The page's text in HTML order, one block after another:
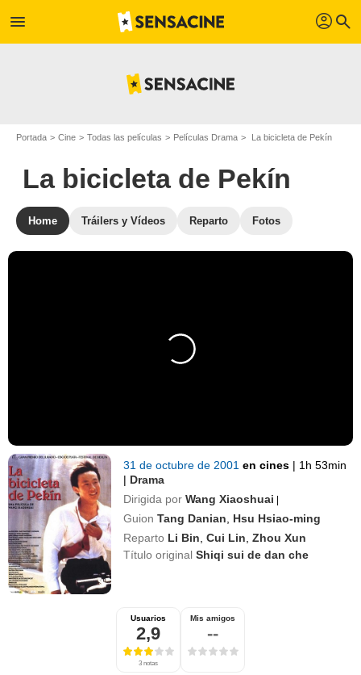
menu profil search
Portada Cine Todas las películas Películas Drama La bicicleta de Pekín
La bicicleta de Pekín
Home Tráilers y Vídeos Reparto Fotos
31 de octubre de 2001en cines | 1h 53min
| Drama
Dirigida por Wang Xiaoshuai |
Guion Tang Danian
Hsu Hsiao-ming
Reparto Li Bin ,Cui Lin ,Zhou Xun
Título originalShiqi sui de dan che
Usuarios
2,9
3 notas
Mis amigos
--